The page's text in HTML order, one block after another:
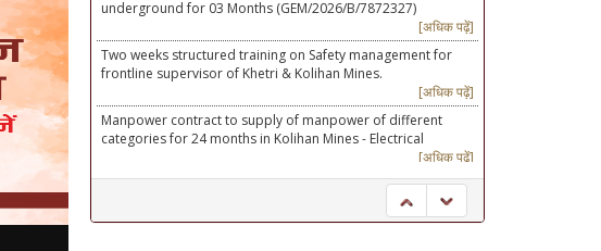
Manpower contract to supply of manpower of different
categories for 24 months in Kolihan Mines - Electrical
RFQ 12137 FOR CONTRACT FOR OUTSOURCING NDT & DT
TEST FOR VITAL PARTS OF THE WINDERS, PIT BOTTOM
BUFFER AND WIRE ROPES FOR KHETRI COPPER MINE &
[अधिक पढ़ें]
Plumbing and carpentry related jobs in both KCC and KCM
Township and both KCC and KCM plants as per